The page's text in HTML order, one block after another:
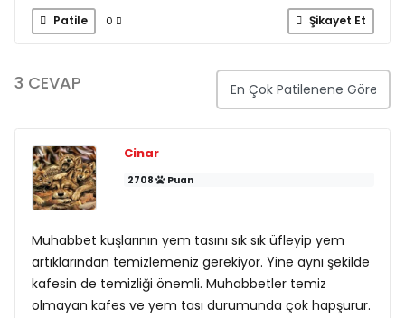
Patile 0 Şikayet Et
3 CEVAP
Cinar
2708 Puan
Muhabbet kuşlarının yem tasını sık sık üfleyip yem
artıklarından temizlemeniz gerekiyor. Yine aynı şekilde
kafesin de temizliği önemli. Muhabbetler temiz
olmayan kafes ve yem tası durumunda çok hapşurur.